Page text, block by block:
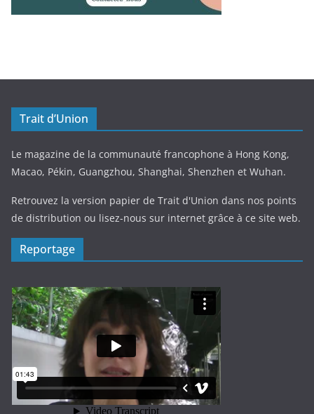
Trait d’Union
Le magazine de la communauté francophone à Hong Kong,
Macao, Pékin, Guangzhou, Shanghai, Shenzhen et Wuhan.
Retrouvez la version papier de Trait d'Union dans nos points
de distribution ou lisez-nous sur internet grâce à ce site web.
Reportage